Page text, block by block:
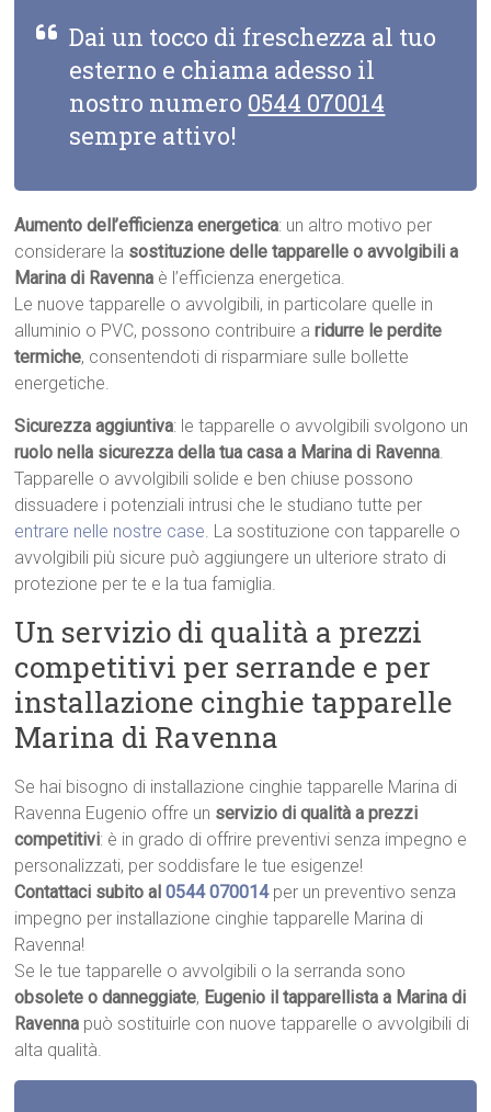
Dai un tocco di freschezza al tuo
esterno e chiama adesso il
nostro numero 0544 070014
sempre attivo!
Aumento dell’efficienza energetica: un altro motivo per
considerare la sostituzione delle tapparelle o avvolgibili a
Marina di Ravenna è l’efficienza energetica.
Le nuove tapparelle o avvolgibili, in particolare quelle in
alluminio o PVC, possono contribuire aridurre le perdite
termiche, consentendoti di risparmiare sulle bollette
energetiche.
Sicurezza aggiuntiva: le tapparelle o avvolgibili svolgono un
ruolo nella sicurezza della tua casa a Marina di Ravenna.
Tapparelle o avvolgibili solide e ben chiuse possono
dissuadere i potenziali intrusi che le studiano tutte per
entrare nelle nostre case. La sostituzione con tapparelle o
avvolgibili più sicure può aggiungere un ulteriore strato di
protezione per te e la tua famiglia.
Un servizio di qualità a prezzi
competitivi per serrande e per
installazione cinghie tapparelle
Marina di Ravenna
Se hai bisogno di installazione cinghie tapparelle Marina di
Ravenna Eugenio offre un servizio di qualità a prezzi
competitivi: è in grado di offrire preventivi senza impegno e
personalizzati, per soddisfare le tue esigenze!
Contattaci subito al0544 070014 per un preventivo senza
impegno per installazione cinghie tapparelle Marina di
Ravenna!
Se le tue tapparelle o avvolgibili o la serranda sono
obsolete o danneggiate, Eugenio il tapparellista a Marina di
Ravenna può sostituirle con nuove tapparelle o avvolgibili di
alta qualità.